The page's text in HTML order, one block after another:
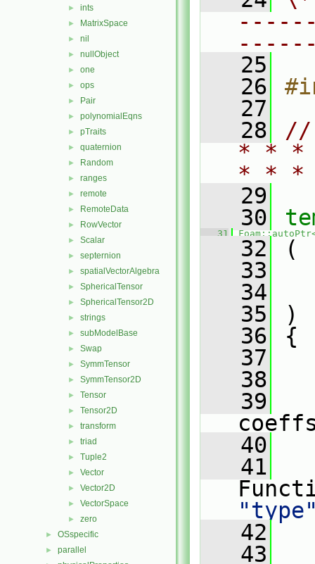
► ints
► MatrixSpace
► nil
► nullObject
► one
► ops
► Pair
► polynomialEqns
► pTraits
► quaternion
► Random
► ranges
► remote
► RemoteData
► RowVector
► Scalar
► septernion
► spatialVectorAlgebra
► SphericalTensor
► SphericalTensor2D
► strings
► subModelBase
► Swap
► SymmTensor
► SymmTensor2D
► Tensor
► Tensor2D
► transform
► triad
► Tuple2
► Vector
► Vector2D
► VectorSpace
► zero
► OSspecific
► parallel
   25
   26
   27
   28
//
* * *
* *
   29
   30
   31
   32
(
   33
   34
   35
)
   36
{
   37
   38
   39
   40
   41
   42
   43